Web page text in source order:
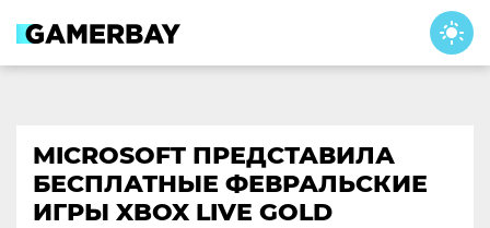
content
MICROSOFT ПРЕДСТАВИЛА
БЕСПЛАТНЫЕ ФЕВРАЛЬСКИЕ
ИГРЫ XBOX LIVE GOLD